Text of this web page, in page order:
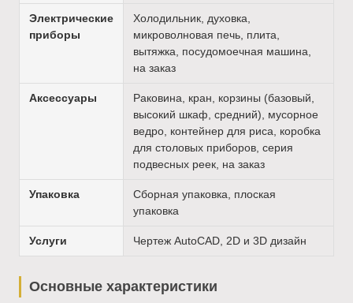
Электрические
приборы
Холодильник, духовка,
микроволновая печь, плита,
вытяжка, посудомоечная машина,
на заказ
Аксессуары
Раковина, кран, корзины (базовый,
высокий шкаф, средний), мусорное
ведро, контейнер для риса, коробка
для столовых приборов, серия
подвесных реек, на заказ
Упаковка
Сборная упаковка, плоская
упаковка
Услуги Чертеж AutoCAD, 2D и 3D дизайн
Основные характеристики